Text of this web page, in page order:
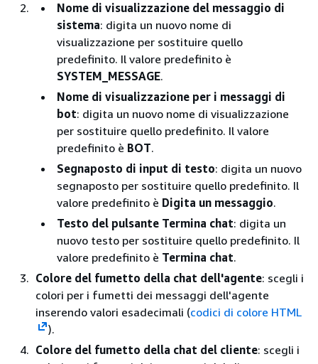
Nome di visualizzazione del messaggio di
sistema: digita un nuovo nome di
visualizzazione per sostituire quello
predefinito. Il valore predefinito è
SYSTEM_MESSAGE.
Nome di visualizzazione per i messaggi di
bot: digita un nuovo nome di visualizzazione
per sostituire quello predefinito. Il valore
predefinito è BOT.
Segnaposto di input di testo: digita un nuovo
segnaposto per sostituire quello predefinito. Il
valore predefinito è Digita un messaggio.
Testo del pulsante Termina chat: digita un
nuovo testo per sostituire quello predefinito. Il
valore predefinito è Termina chat.
Colore del fumetto della chat dell'agente: scegli i
colori per i fumetti dei messaggi dell'agente
inserendo valori esadecimali (codici di colore HTML
).
Colore del fumetto della chat del cliente: scegli i